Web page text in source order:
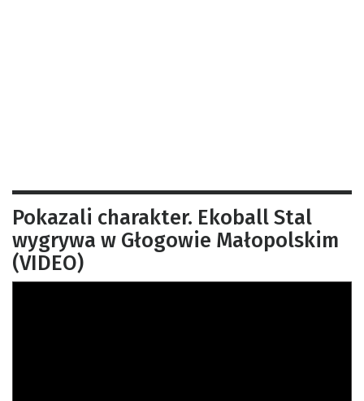
Pokazali charakter. Ekoball Stal
wygrywa w Głogowie Małopolskim
(VIDEO)